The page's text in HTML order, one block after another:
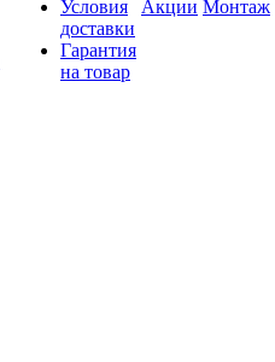
Условия
доставки
Гарантия
на товар
Акции Монтаж